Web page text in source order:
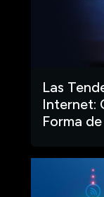
Las
Internet:
Forma